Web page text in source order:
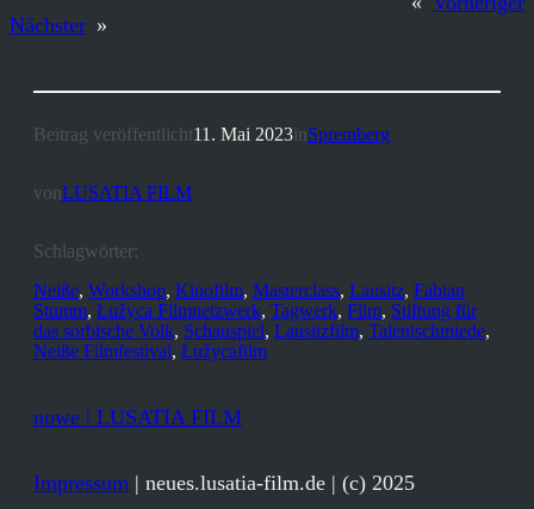
Nächster »
Beitrag veröffentlicht11. Mai 2023inSpremberg
vonLUSATIA FILM
Schlagwörter:
Neiße, Workshop, Kinofilm, Masterclass, Lausitz, Fabian
Stumm, Łužyca Filmnetzwerk, Tagwerk, Film, Stiftung für
das sorbische Volk, Schauspiel, Lausitzfilm, Talentschmiede
Neiße Filmfestival, Łužycafilm
nowe | LUSATIA FILM
Impressum | neues.lusatia-film.de | (c) 2025